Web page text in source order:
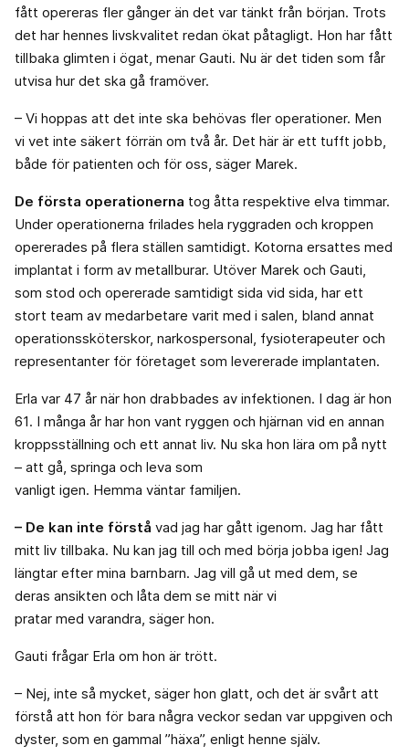
fått opereras fler gånger än det var tänkt från början. Trots
det har hennes livskvalitet redan ökat påtagligt. Hon har fått
tillbaka glimten i ögat, menar Gauti. Nu är det tiden som får
utvisa hur det ska gå framöver.
– Vi hoppas att det inte ska behövas fler operationer. Men
vi vet inte säkert förrän om två år. Det här är ett tufft jobb,
både för patienten och för oss, säger Marek.
De första operationerna tog åtta respektive elva timmar.
Under operationerna frilades hela ryggraden och kroppen
opererades på flera ställen samtidigt. Kotorna ersattes med
implantat i form av metallburar. Utöver Marek och Gauti,
som stod och opererade samtidigt sida vid sida, har ett
stort team av medarbetare varit med i salen, bland annat
operationssköterskor, narkospersonal, fysioterapeuter och
representanter för företaget som levererade implantaten.
Erla var 47 år när hon drabbades av infektionen. I dag är hon
61. I många år har hon vant ryggen och hjärnan vid en annan
kroppsställning och ett annat liv. Nu ska hon lära om på nytt
– att gå, springa och leva som
vanligt igen. Hemma väntar familjen.
– De kan inte förstå vad jag har gått igenom. Jag har fått
mitt liv tillbaka. Nu kan jag till och med börja jobba igen! Jag
längtar efter mina barnbarn. Jag vill gå ut med dem, se
deras ansikten och låta dem se mitt när vi
pratar med varandra, säger hon.
Gauti frågar Erla om hon är trött.
– Nej, inte så mycket, säger hon glatt, och det är svårt att
förstå att hon för bara några veckor sedan var uppgiven och
dyster, som en gammal ”häxa”, enligt henne själv.